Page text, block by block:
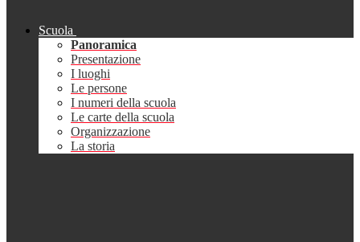
Scuola
Panoramica
Presentazione
I luoghi
Le persone
I numeri della scuola
Le carte della scuola
Organizzazione
La storia